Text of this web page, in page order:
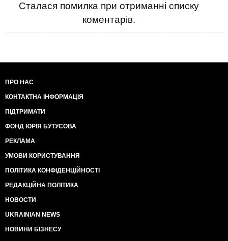
Сталася помилка при отриманні списку
коментарів.
ПРО НАС
КОНТАКТНА ІНФОРМАЦІЯ
ПІДТРИМАТИ
ФОНД ЮРІЯ БУТУСОВА
РЕКЛАМА
УМОВИ КОРИСТУВАННЯ
ПОЛІТИКА КОНФІДЕНЦІЙНОСТІ
РЕДАКЦІЙНА ПОЛІТИКА
НОВОСТИ
UKRAINIAN NEWS
НОВИНИ БІЗНЕСУ